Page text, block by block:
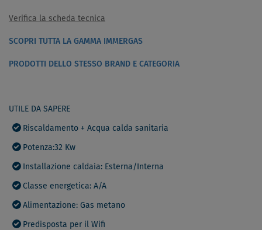
Verifica la scheda tecnica
SCOPRI TUTTA LA GAMMA IMMERGAS
PRODOTTI DELLO STESSO BRAND E CATEGORIA
UTILE DA SAPERE
Riscaldamento + Acqua calda sanitaria
Potenza:32 Kw
Installazione caldaia: Esterna/Interna
Classe energetica: A/A
Alimentazione: Gas metano
Predisposta per il Wifi